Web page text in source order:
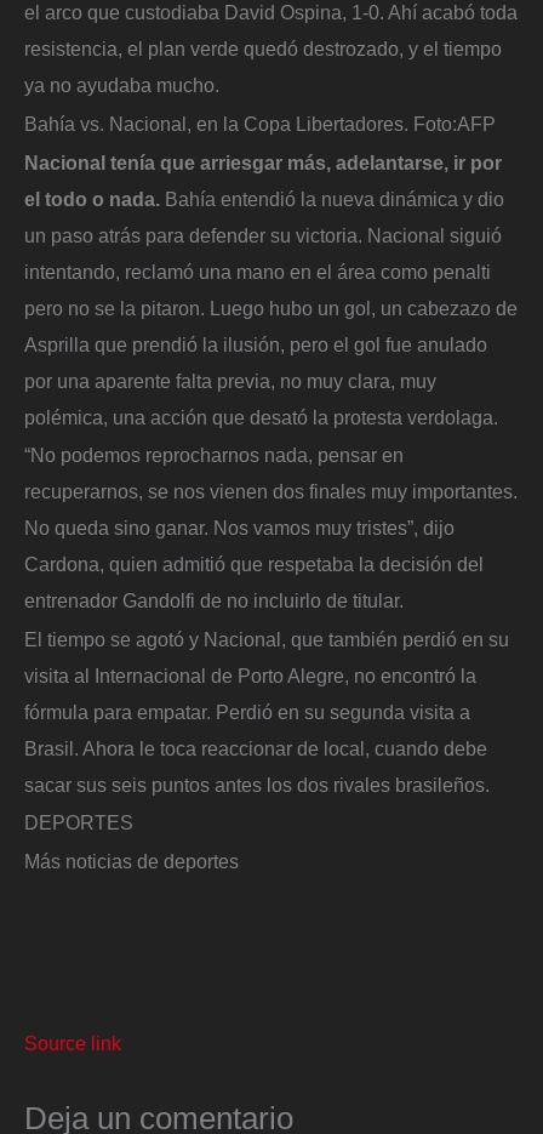
el arco que custodiaba David Ospina, 1-0. Ahí acabó toda
resistencia, el plan verde quedó destrozado, y el tiempo
ya no ayudaba mucho.
Bahía vs. Nacional, en la Copa Libertadores. Foto:AFP
Nacional tenía que arriesgar más, adelantarse, ir por
el todo o nada. Bahía entendió la nueva dinámica y dio
un paso atrás para defender su victoria. Nacional siguió
intentando, reclamó una mano en el área como penalti
pero no se la pitaron. Luego hubo un gol, un cabezazo de
Asprilla que prendió la ilusión, pero el gol fue anulado
por una aparente falta previa, no muy clara, muy
polémica, una acción que desató la protesta verdolaga.
“No podemos reprocharnos nada, pensar en
recuperarnos, se nos vienen dos finales muy importantes.
No queda sino ganar. Nos vamos muy tristes”, dijo
Cardona, quien admitió que respetaba la decisión del
entrenador Gandolfi de no incluirlo de titular.
El tiempo se agotó y Nacional, que también perdió en su
visita al Internacional de Porto Alegre, no encontró la
fórmula para empatar. Perdió en su segunda visita a
Brasil. Ahora le toca reaccionar de local, cuando debe
sacar sus seis puntos antes los dos rivales brasileños.
DEPORTES
Más noticias de deportes
Source link
Deja un comentario